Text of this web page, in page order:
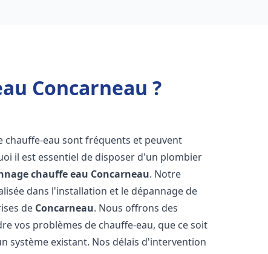
Concarneau ?
chauffe-eau sont fréquents et peuvent
il est essentiel de disposer d'un plombier
chauffe eau Concarneau. Notre
dans l'installation et le dépannage de
de Concarneau. Nous offrons des
vos problèmes de chauffe-eau, que ce soit
système existant. Nos délais d'intervention